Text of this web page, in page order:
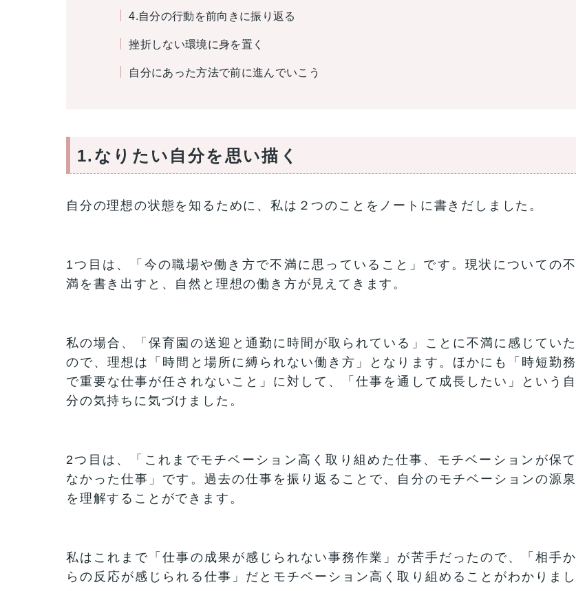
4.自分の行動を前向きに振り返る
挫折しない環境に身を置く
自分にあった方法で前に進んでいこう
1.なりたい自分を思い描く
自分の理想の状態を知るために、私は２つのことをノートに書きだしました。
1つ目は、「今の職場や働き方で不満に思っていること」です。現状についての不
満を書き出すと、自然と理想の働き方が見えてきます。
私の場合、「保育園の送迎と通勤に時間が取られている」ことに不満に感じていた
ので、理想は「時間と場所に縛られない働き方」となります。ほかにも「時短勤務
で重要な仕事が任されないこと」に対して、「仕事を通して成長したい」という自
分の気持ちに気づけました。
2つ目は、「これまでモチベーション高く取り組めた仕事、モチベーションが保て
なかった仕事」です。過去の仕事を振り返ることで、自分のモチベーションの源泉
を理解することができます。
私はこれまで「仕事の成果が感じられない事務作業」が苦手だったので、「相手か
らの反応が感じられる仕事」だとモチベーション高く取り組めることがわかりまし